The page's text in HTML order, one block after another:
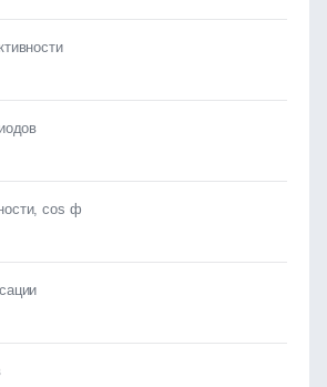
cos ф